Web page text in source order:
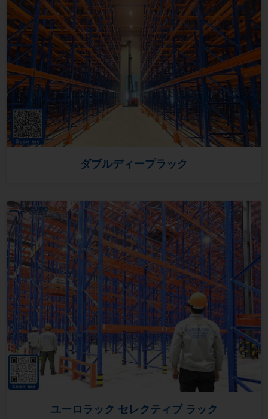
ダブルディープラック
ユーロラック セレクティブ ラック